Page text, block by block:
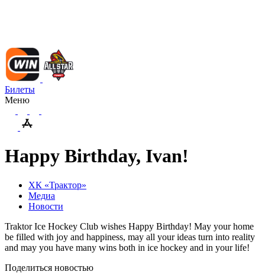
Билеты
Меню
Happy Birthday, Ivan!
ХК «Трактор»
Медиа
Новости
Traktor Ice Hockey Club wishes Happy Birthday! May your home
be filled with joy and happiness, may all your ideas turn into reality
and may you have many wins both in ice hockey and in your life!
Поделиться новостью